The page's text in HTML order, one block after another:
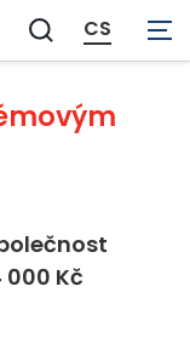
Zobrazit
vyhledávání
CS
000 Kč